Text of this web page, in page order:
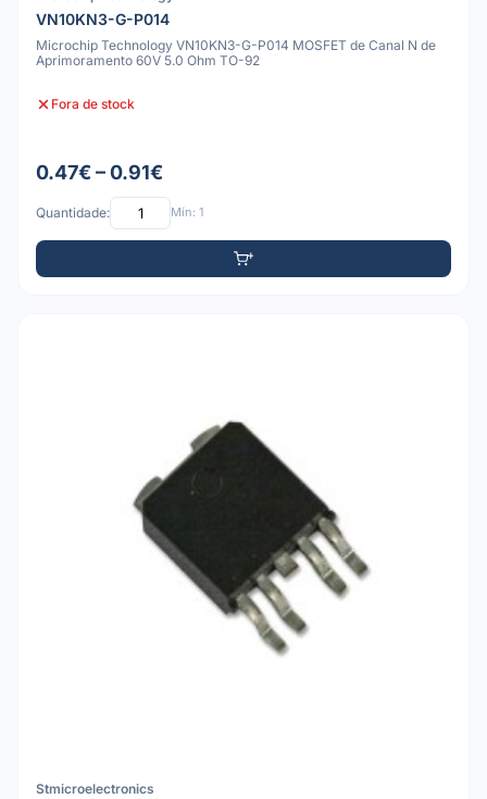
VN10KN3-G-P014
Microchip Technology VN10KN3-G-P014 MOSFET de Canal N de
Aprimoramento 60V 5.0 Ohm TO-92
Fora de stock
0.47€ – 0.91€
Quantidade: Mín: 1
Stmicroelectronics